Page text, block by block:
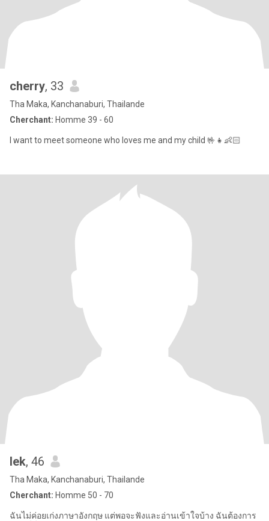
cherry, 33
Tha Maka, Kanchanaburi, Thailande
Cherchant: Homme 39 - 60
I want to meet someone who loves me and my child 🤟👧👶🏻
lek, 46
Tha Maka, Kanchanaburi, Thailande
Cherchant: Homme 50 - 70
ฉันไม่ค่อยเก่งภาษาอังกฤษ แต่พอจะฟังและอ่านเข้าใจบ้าง ฉันต้องการ